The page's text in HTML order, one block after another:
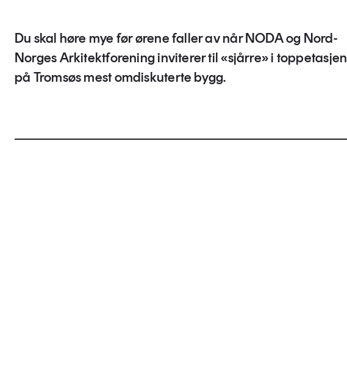
Du skal høre mye før ørene faller av når NODA og Nord-
Norges Arkitektforening inviterer til «sjårre» i toppetasjen
på Tromsøs mest omdiskuterte bygg.